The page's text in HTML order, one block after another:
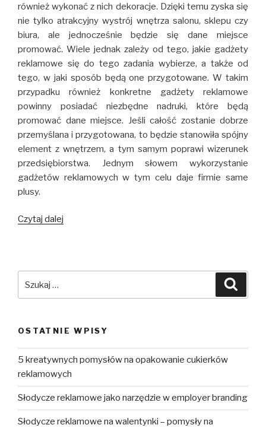
również wykonać z nich dekoracje. Dzięki temu zyska się
nie tylko atrakcyjny wystrój wnętrza salonu, sklepu czy
biura, ale jednocześnie będzie się dane miejsce
promować. Wiele jednak zależy od tego, jakie gadżety
reklamowe się do tego zadania wybierze, a także od
tego, w jaki sposób będą one przygotowane. W takim
przypadku również konkretne gadżety reklamowe
powinny posiadać niezbędne nadruki, które będą
promować dane miejsce. Jeśli całość zostanie dobrze
przemyślana i przygotowana, to będzie stanowiła spójny
element z wnętrzem, a tym samym poprawi wizerunek
przedsiębiorstwa. Jednym słowem wykorzystanie
gadżetów reklamowych w tym celu daje firmie same
plusy.
Czytaj dalej
OSTATNIE WPISY
5 kreatywnych pomysłów na opakowanie cukierków
reklamowych
Słodycze reklamowe jako narzędzie w employer branding
Słodycze reklamowe na walentynki – pomysły na